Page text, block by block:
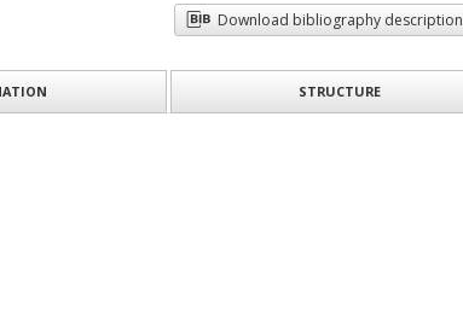
Download bibliography description
STRUCTURE